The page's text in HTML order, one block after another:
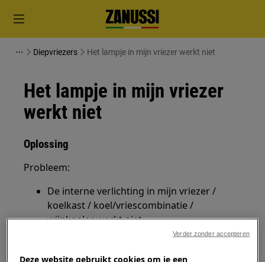
Diepvriezers Het lampje in mijn vriezer werkt niet
Het lampje in mijn vriezer
werkt niet
Oplossing
Probleem:
De interne verlichting in mijn vriezer /
koelkast / koel/vriescombinatie /
wijnkoeler werkt niet.
Deze website gebruikt cookies om je een
Verder zonder accepteren